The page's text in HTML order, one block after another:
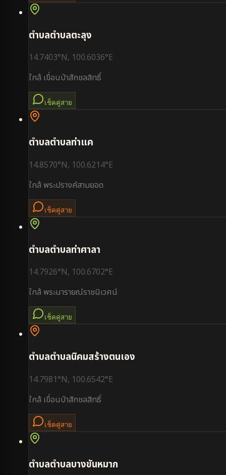
ตำบลตำบลตะลุง
14.7403°N, 100.6036°E
ใกล้ เขื่อนป่าสักชลสิทธิ์
เช็คคู่สาย
ตำบลตำบลท่าแค
14.8570°N, 100.6214°E
ใกล้พระปรางค์สามยอด
เช็คคู่สาย
ตำบลตำบลท่าศาลา
14.7926°N, 100.6702°E
ใกล้พระนารายณ์ราชนิเวศน์
เช็คคู่สาย
ตำบลตำบลนิคมสร้างตนเอง
14.7981°N, 100.6542°E
ใกล้ เขื่อนป่าสักชลสิทธิ์
เช็คคู่สาย
ตำบลตำบลบางขันหมาก